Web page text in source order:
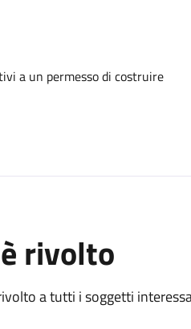
a un permesso di costruire
rivolto
a tutti i soggetti